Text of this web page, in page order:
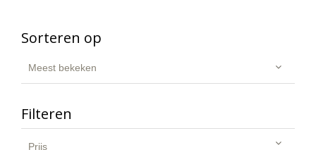
Sorteren op
Meest bekeken
Filteren
Prijs